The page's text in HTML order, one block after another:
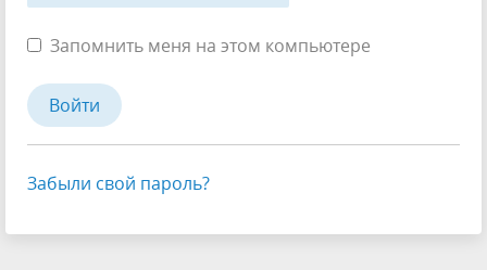
Запомнить меня на этом компьютере
Забыли свой пароль?